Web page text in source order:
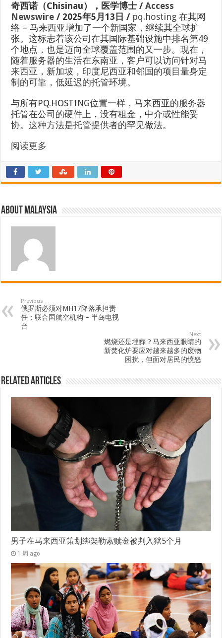
奇西诺（Chisinau），医学博士 /Access
Newswire / 2025年5月13日 / pq.hosting 在其网
络 – 马来西亚增加了一个新国家，继续其全球扩
张。这标志着该公司在其国际基础设施中排名第49
个地点，也是迈向全球覆盖范围的又一步。现在，
随着服务器的生活在东南亚，客户可以访问针对马
来西亚，新加坡，印度尼西亚和邻国的项目量身定
制的可靠，低延迟的托管环境。
与所有PQ.HOSTING位置一样，马来西亚的服务器
托管在公司的硬件上，没有租金，中介或性能妥
协。这种方法是托管提供者的罕见做法。
阅读更多
About Malaysia
Previous
俄罗斯必须对MH17降落承担责
任：联合国航空机构 – 半岛电视
台
Next
燃烧还是埋葬？马来西亚眼睛的
新焚化炉要应对越来越多的废物
困扰，但面对居民的愤怒
Related Articles
男子在马来西亚策划绑架勒索赎金被判入狱5个月
1 周 ago